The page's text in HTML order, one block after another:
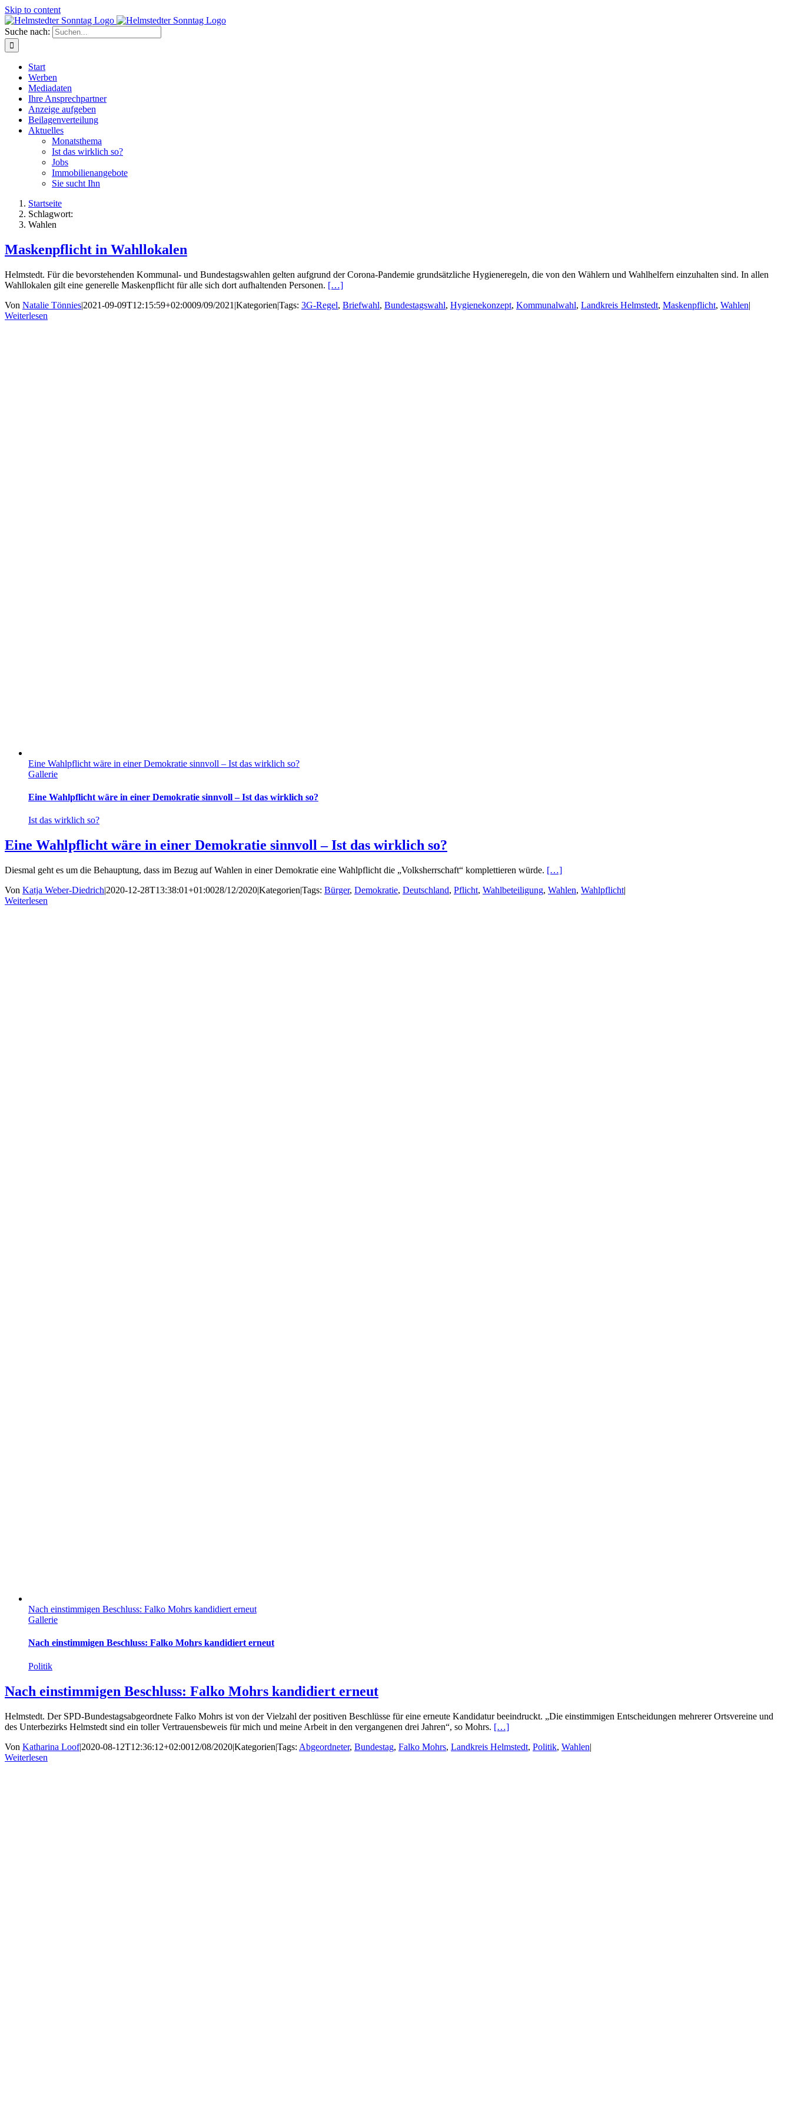
Skip to content
Suche nach:
Start
Werben
Mediadaten
Ihre Ansprechpartner
Anzeige aufgeben
Beilagenverteilung
Aktuelles
Monatsthema
Ist das wirklich so?
Jobs
Immobilienangebote
Sie sucht Ihn
Startseite
Schlagwort:
Wahlen
Maskenpflicht in Wahllokalen
Helmstedt. Für die bevorstehenden Kommunal- und Bundestagswahlen gelten aufgrund der Corona-Pandemie grundsätzliche Hygieneregeln, die von den Wählern und Wahlhelfern einzuhalten sind. In allen
Wahllokalen gilt eine generelle Maskenpflicht für alle sich dort aufhaltenden Personen. […]
Von Natalie Tönnies|2021-09-09T12:15:59+02:0009/09/2021 |Kategorien|Tags: 3G-Regel, Briefwahl, Bundestagswahl, Hygienekonzept, Kommunalwahl, Landkreis Helmstedt, Maskenpflicht, Wahlen|
Weiterlesen
Eine Wahlpflicht wäre in einer Demokratie sinnvoll – Ist das wirklich so?
Gallerie
Eine Wahlpflicht wäre in einer Demokratie sinnvoll – Ist das wirklich so?
Ist das wirklich so?
Eine Wahlpflicht wäre in einer Demokratie sinnvoll – Ist das wirklich so?
Diesmal geht es um die Behauptung, dass im Bezug auf Wahlen in einer Demokratie eine Wahlpflicht die „Volksherrschaft“ komplettieren würde. […]
Von Katja Weber-Diedrich|2020-12-28T13:38:01+01:0028/12/2020|Kategorien|Tags: Bürger, Demokratie, Deutschland, Pflicht, Wahlbeteiligung, Wahlen, Wahlpflicht|
Weiterlesen
Nach einstimmigen Beschluss: Falko Mohrs kandidiert erneut
Gallerie
Nach einstimmigen Beschluss: Falko Mohrs kandidiert erneut
Politik
Nach einstimmigen Beschluss: Falko Mohrs kandidiert erneut
Helmstedt. Der SPD-Bundestagsabgeordnete Falko Mohrs ist von der Vielzahl der positiven Beschlüsse für eine erneute Kandidatur beeindruckt. „Die einstimmigen Entscheidungen mehrerer Ortsvereine und
des Unterbezirks Helmstedt sind ein toller Vertrauensbeweis für mich und meine Arbeit in den vergangenen drei Jahren“, so Mohrs. […]
Von Katharina Loof|2020-08-12T12:36:12+02:0012/08/2020|Kategorien|Tags: Abgeordneter, Bundestag, Falko Mohrs, Landkreis Helmstedt, Politik, Wahlen|
Weiterlesen